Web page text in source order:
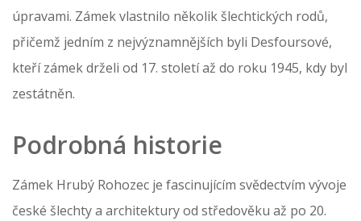
úpravami. Zámek vlastnilo několik šlechtických rodů,
přičemž jedním z nejvýznamnějších byli Desfoursové,
kteří zámek drželi od 17. století až do roku 1945, kdy byl
zestátněn.
Podrobná historie
Zámek Hrubý Rohozec je fascinujícím svědectvím vývoje
české šlechty a architektury od středověku až po 20.